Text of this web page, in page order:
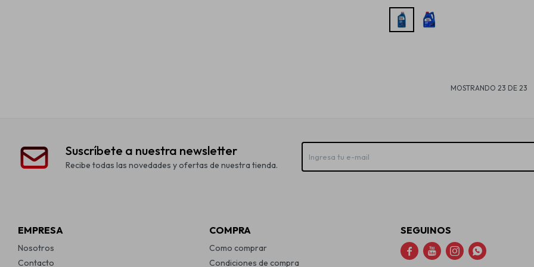
MOSTRANDO 23 DE 23
Suscríbete a nuestra newsletter
Recibe todas las novedades y ofertas de nuestra tienda.
EMPRESA
Nosotros
Contacto
COMPRA
Como comprar
Condiciones de compra
SEGUINOS
   